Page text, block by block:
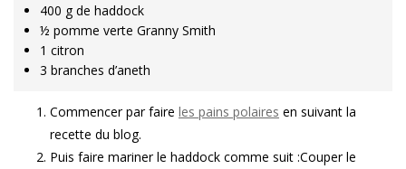
400 g de haddock
½ pomme verte Granny Smith
1 citron
3 branches d’aneth
Commencer par faire les pains polaires en suivant la
recette du blog.
Puis faire mariner le haddock comme suit :Couper le